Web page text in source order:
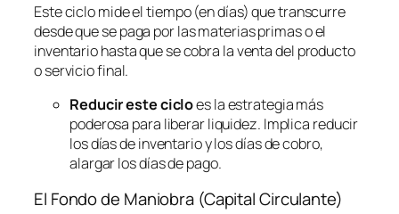
Este ciclo mide el tiempo (en días) que transcurre
desde que se paga por las materias primas o el
inventario hasta que se cobra la venta del producto
o servicio final.
Reducir este cicloes la estrategia más
poderosa para liberar liquidez. Implica reducir
los días de inventario y los días de cobro,
alargar los días de pago.
El Fondo de Maniobra (Capital Circulante)